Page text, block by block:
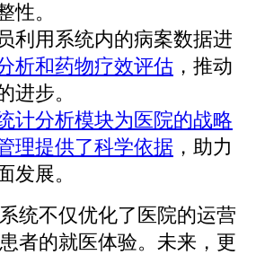
性。
利用系统内的病案数据进
析和药物疗效评估 ，推动
进步。
计分析模块为医院的战略
理提供了科学依据 ，助力
发展。
统不仅优化了医院的运营
者的就医体验。未来，更